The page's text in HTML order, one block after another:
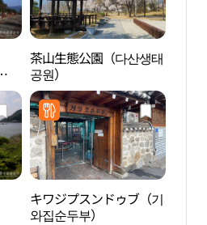
茶山生態公園（다산생태
공원）
キワジプスンドゥブ（기
와집순두부）